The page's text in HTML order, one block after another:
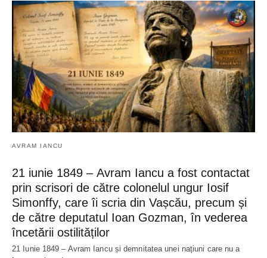
AVRAM IANCU
21 iunie 1849 – Avram Iancu a fost contactat
prin scrisori de către colonelul ungur Iosif
Simonffy, care îi scria din Vașcău, precum și
de către deputatul Ioan Gozman, în vederea
încetării ostilităților
21 Iunie 1849 – Avram Iancu și demnitatea unei națiuni care nu a